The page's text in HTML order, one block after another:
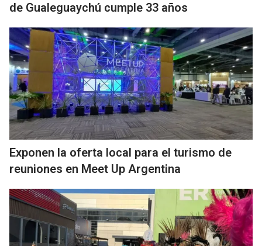
de Gualeguaychú cumple 33 años
Exponen la oferta local para el turismo de
reuniones en Meet Up Argentina